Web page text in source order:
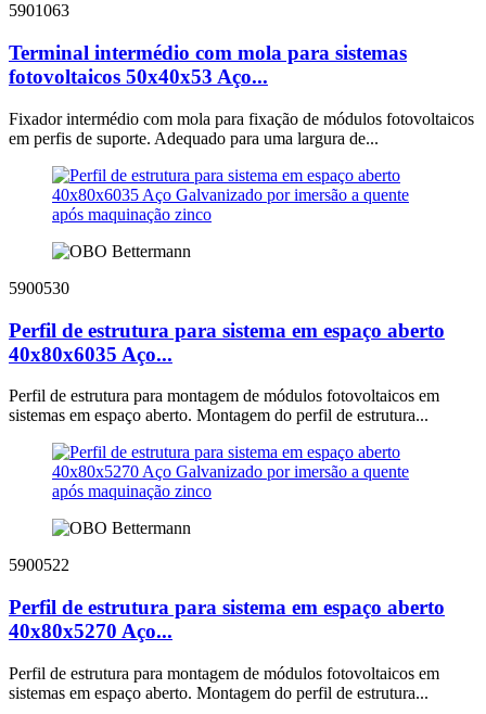
5901063
Terminal intermédio com mola para sistemas
fotovoltaicos 50x40x53 Aço...
Fixador intermédio com mola para fixação de módulos fotovoltaicos
em perfis de suporte. Adequado para uma largura de...
5900530
Perfil de estrutura para sistema em espaço aberto
40x80x6035 Aço...
Perfil de estrutura para montagem de módulos fotovoltaicos em
sistemas em espaço aberto. Montagem do perfil de estrutura...
5900522
Perfil de estrutura para sistema em espaço aberto
40x80x5270 Aço...
Perfil de estrutura para montagem de módulos fotovoltaicos em
sistemas em espaço aberto. Montagem do perfil de estrutura...